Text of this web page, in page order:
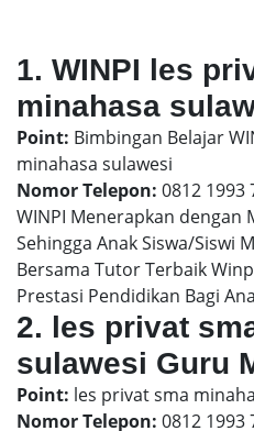
1. WINPI les
minahasa
Point: Bimbingan Belajar
minahasa sulawesi
Nomor Telepon: 0812 1993
WINPI Menerapkan dengan
Sehingga Anak Siswa/Siswi
Bersama Tutor Terbaik
Prestasi Pendidikan Bagi
2. les privat
sulawesi Guru
Point: les privat sma
Nomor Telepon: 0812 1993